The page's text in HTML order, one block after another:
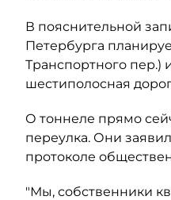
В пояснительной
Петербурга
Транспортного пер.)
шестиполосная
О тоннеле прямо
переулка. Они
протоколе
"Мы, собственники